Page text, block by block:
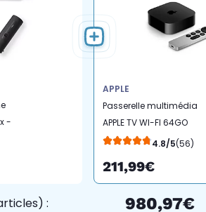
-
APPLE
Passerelle multimédia
APPLE TV WI-FI 64GO
2022
4.8/5(56)
211,99€
: 980,97€